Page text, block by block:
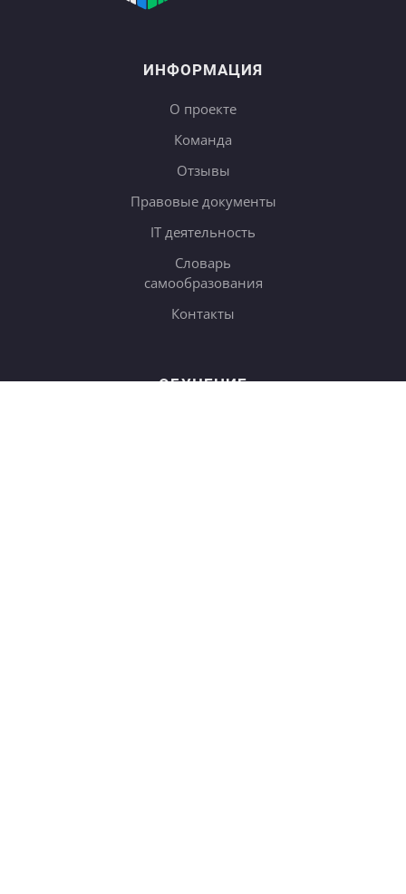
ИНФОРМАЦИЯ
О проекте
Команда
Отзывы
Правовые документы
IT деятельность
Словарь
самообразования
Контакты
ОБУЧЕНИЕ